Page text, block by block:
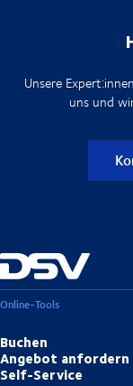
Unsere
uns und
Online-Tools
Buchen
Angebot anfordern
Self-Service